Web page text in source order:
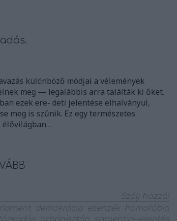
különböző módjai a vélemények
meg — legalábbis arra találták ki őket.
ezek ere- deti jelentése elhalványul,
meg is szűnik. Ez egy természetes
élővilágban…
Szólj hozzá!
demokrácia ellenzék
homofóbia
orbánisztán sargentini-jelentés